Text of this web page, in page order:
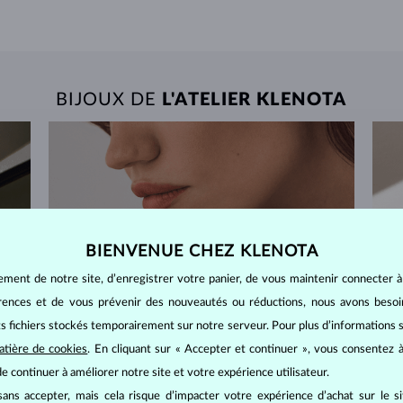
BIJOUX DE L'ATELIER KLENOTA
BIENVENUE CHEZ KLENOTA
de notre site, d’enregistrer votre panier, de vous maintenir connecter
et de vous prévenir des nouveautés ou réductions, nous avons
fichiers stockés temporairement sur notre serveur. Pour plus d’informations
de cookies. En cliquant sur « Accepter et continuer », vous consentez
continuer à améliorer notre site et votre expérience utilisateur.
accepter, mais cela risque d’impacter votre expérience d’achat sur le